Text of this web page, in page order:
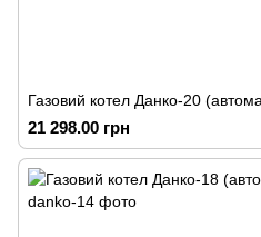
Газовий котел Данко-20
21 298.00 грн